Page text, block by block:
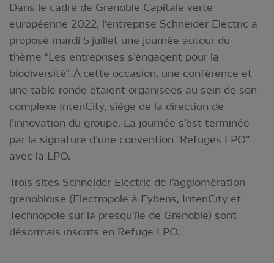
Dans le cadre de Grenoble Capitale verte
européenne 2022, l'entreprise Schneider Electric a
proposé mardi 5 juillet une journée autour du
thème “Les entreprises s’engagent pour la
biodiversité”. À cette occasion, une conférence et
une table ronde étaient organisées au sein de son
complexe IntenCity, siège de la direction de
l’innovation du groupe. La journée s’est terminée
par la signature d’une convention "Refuges LPO"
avec la LPO.
Trois sites Schneider Electric de l’agglomération
grenobloise (Electropole à Eybens, IntenCity et
Technopole sur la presqu’île de Grenoble) sont
désormais inscrits en Refuge LPO.